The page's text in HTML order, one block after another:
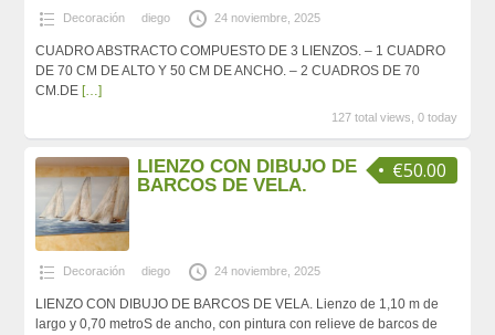
Decoración diego 24 noviembre, 2025
CUADRO ABSTRACTO COMPUESTO DE 3 LIENZOS. – 1 CUADRO
DE 70 CM DE ALTO Y 50 CM DE ANCHO. – 2 CUADROS DE 70
CM.DE […]
127 total views, 0 today
€50.00
LIENZO CON DIBUJO DE
BARCOS DE VELA.
Decoración diego 24 noviembre, 2025
LIENZO CON DIBUJO DE BARCOS DE VELA. Lienzo de 1,10 m de
largo y 0,70 metroS de ancho, con pintura con relieve de barcos de